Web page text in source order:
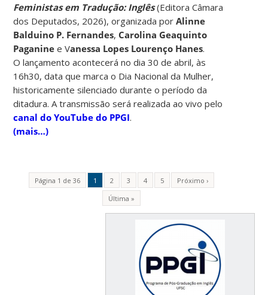
Feministas em Tradução: Inglês(Editora Câmara
dos Deputados, 2026), organizada porAlinne
Balduino P. Fernandes, Carolina Geaquinto
Paganine e Vanessa Lopes Lourenço Hanes.
O lançamento acontecerá no dia 30 de abril, às
16h30, data que marca o Dia Nacional da Mulher,
historicamente silenciado durante o período da
ditadura. A transmissão será realizada ao vivo pelo
canal do YouTube do PPGI.
(mais…)
Página 1 de 36 1 2 3 4 5
Próximo ›
Última »